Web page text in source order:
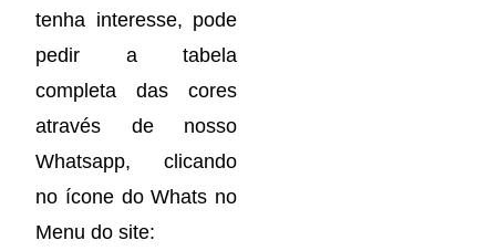
tenha interesse, pode
pedir a tabela
completa das cores
através de nosso
Whatsapp, clicando
no ícone do Whats no
Menu do site: